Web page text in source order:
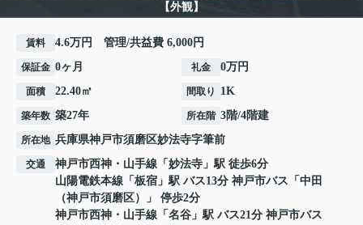
【外観】
賃料 4.6万円 管理/共益費 6,000円
保証金 0ヶ月 礼金 0万円
面積 22.40㎡ 間取り 1K
築年数 築27年 所在階 3階/4階建
所在地 兵庫県神戸市須磨区妙法寺字筆前
交通 神戸市西神・山手線 「 妙法寺 」駅 徒歩6分
山陽電鉄本線 「 板宿 」駅 バス13分 神戸市バス「中田
（神戸市須磨区）」 停歩2分
神戸市西神・山手線 「 名谷 」駅 バス21分 神戸市バス